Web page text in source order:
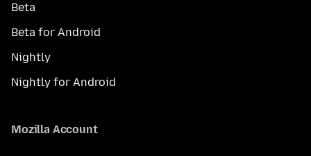
Beta
Beta for Android
Nightly
Nightly for Android
Mozilla Account